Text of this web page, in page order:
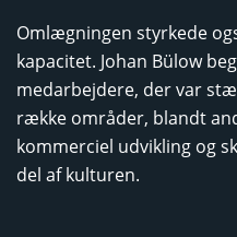
Omlægningen styrkede
kapacitet. Johan Bülow
medarbejdere, der var
række områder, blandt
kommerciel udvikling og
del af kulturen.